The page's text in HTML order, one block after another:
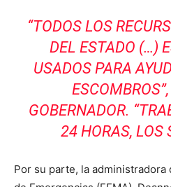
“TODOS LOS
DEL ESTADO (…)
USADOS PARA
GOBERNADOR.
24 HORAS, LOS
Por su parte, la administradora